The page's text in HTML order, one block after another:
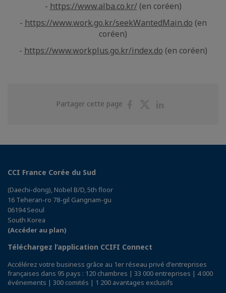
- https://www.alba.co.kr/(en coréen)
- https://www.work.go.kr/seekWantedMain.do (en
coréen)
- https://www.workplus.go.kr/index.do (en coréen)
Partager cette page
PartagerPartager
CCI France Corée du Sud
(Daechi-dong), Nobel B/D, 5th floor
16 Teheran-ro 78-gil Gangnam-gu
06194 Seoul
South Korea
(Accéder au plan)
Téléchargez l’application CCIFI Connect
Accélérez votre business grâce au 1er réseau privé d'entreprises
françaises dans 95 pays : 120 chambres | 33 000 entreprises | 4 000
événements | 300 comités | 1 200 avantages exclusifs